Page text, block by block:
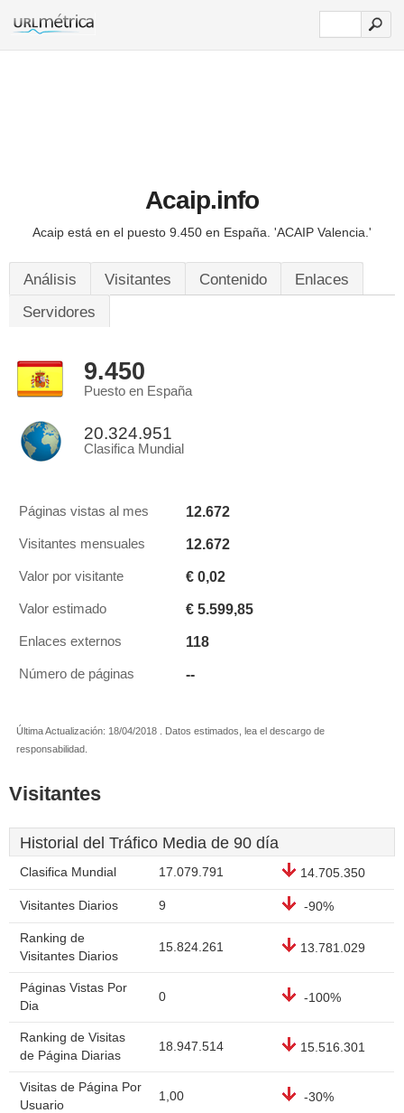
Acaip.info
Acaip está en el puesto 9.450 en España. 'ACAIP Valencia.'
Análisis Visitantes Contenido
Enlaces
Servidores
9.450
Puesto en España
20.324.951
Clasifica Mundial
Páginas vistas al mes 12.672
Visitantes mensuales 12.672
Valor por visitante € 0,02
Valor estimado € 5.599,85
Enlaces externos 118
Número de páginas --
Última Actualización: 18/04/2018 . Datos estimados, lea el descargo de
responsabilidad.
Visitantes
Historial del Tráfico Media de 90 día
Clasifica Mundial 17.079.791 14.705.350
Visitantes Diarios 9 -90%
Ranking de
Visitantes Diarios
15.824.261 13.781.029
Páginas Vistas Por
Dia
0 -100%
Ranking de Visitas
de Página Diarias
18.947.514 15.516.301
Visitas de Página Por
Usuario
1,00 -30%